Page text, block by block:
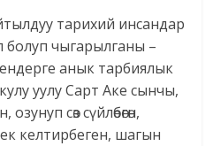
тарихий инсандар
болуп чыгарылганы –
анык тарбиялык
уулу Сарт Аке сынчы,
сөз сүйлөбөгөн,
келтирбеген, шагын